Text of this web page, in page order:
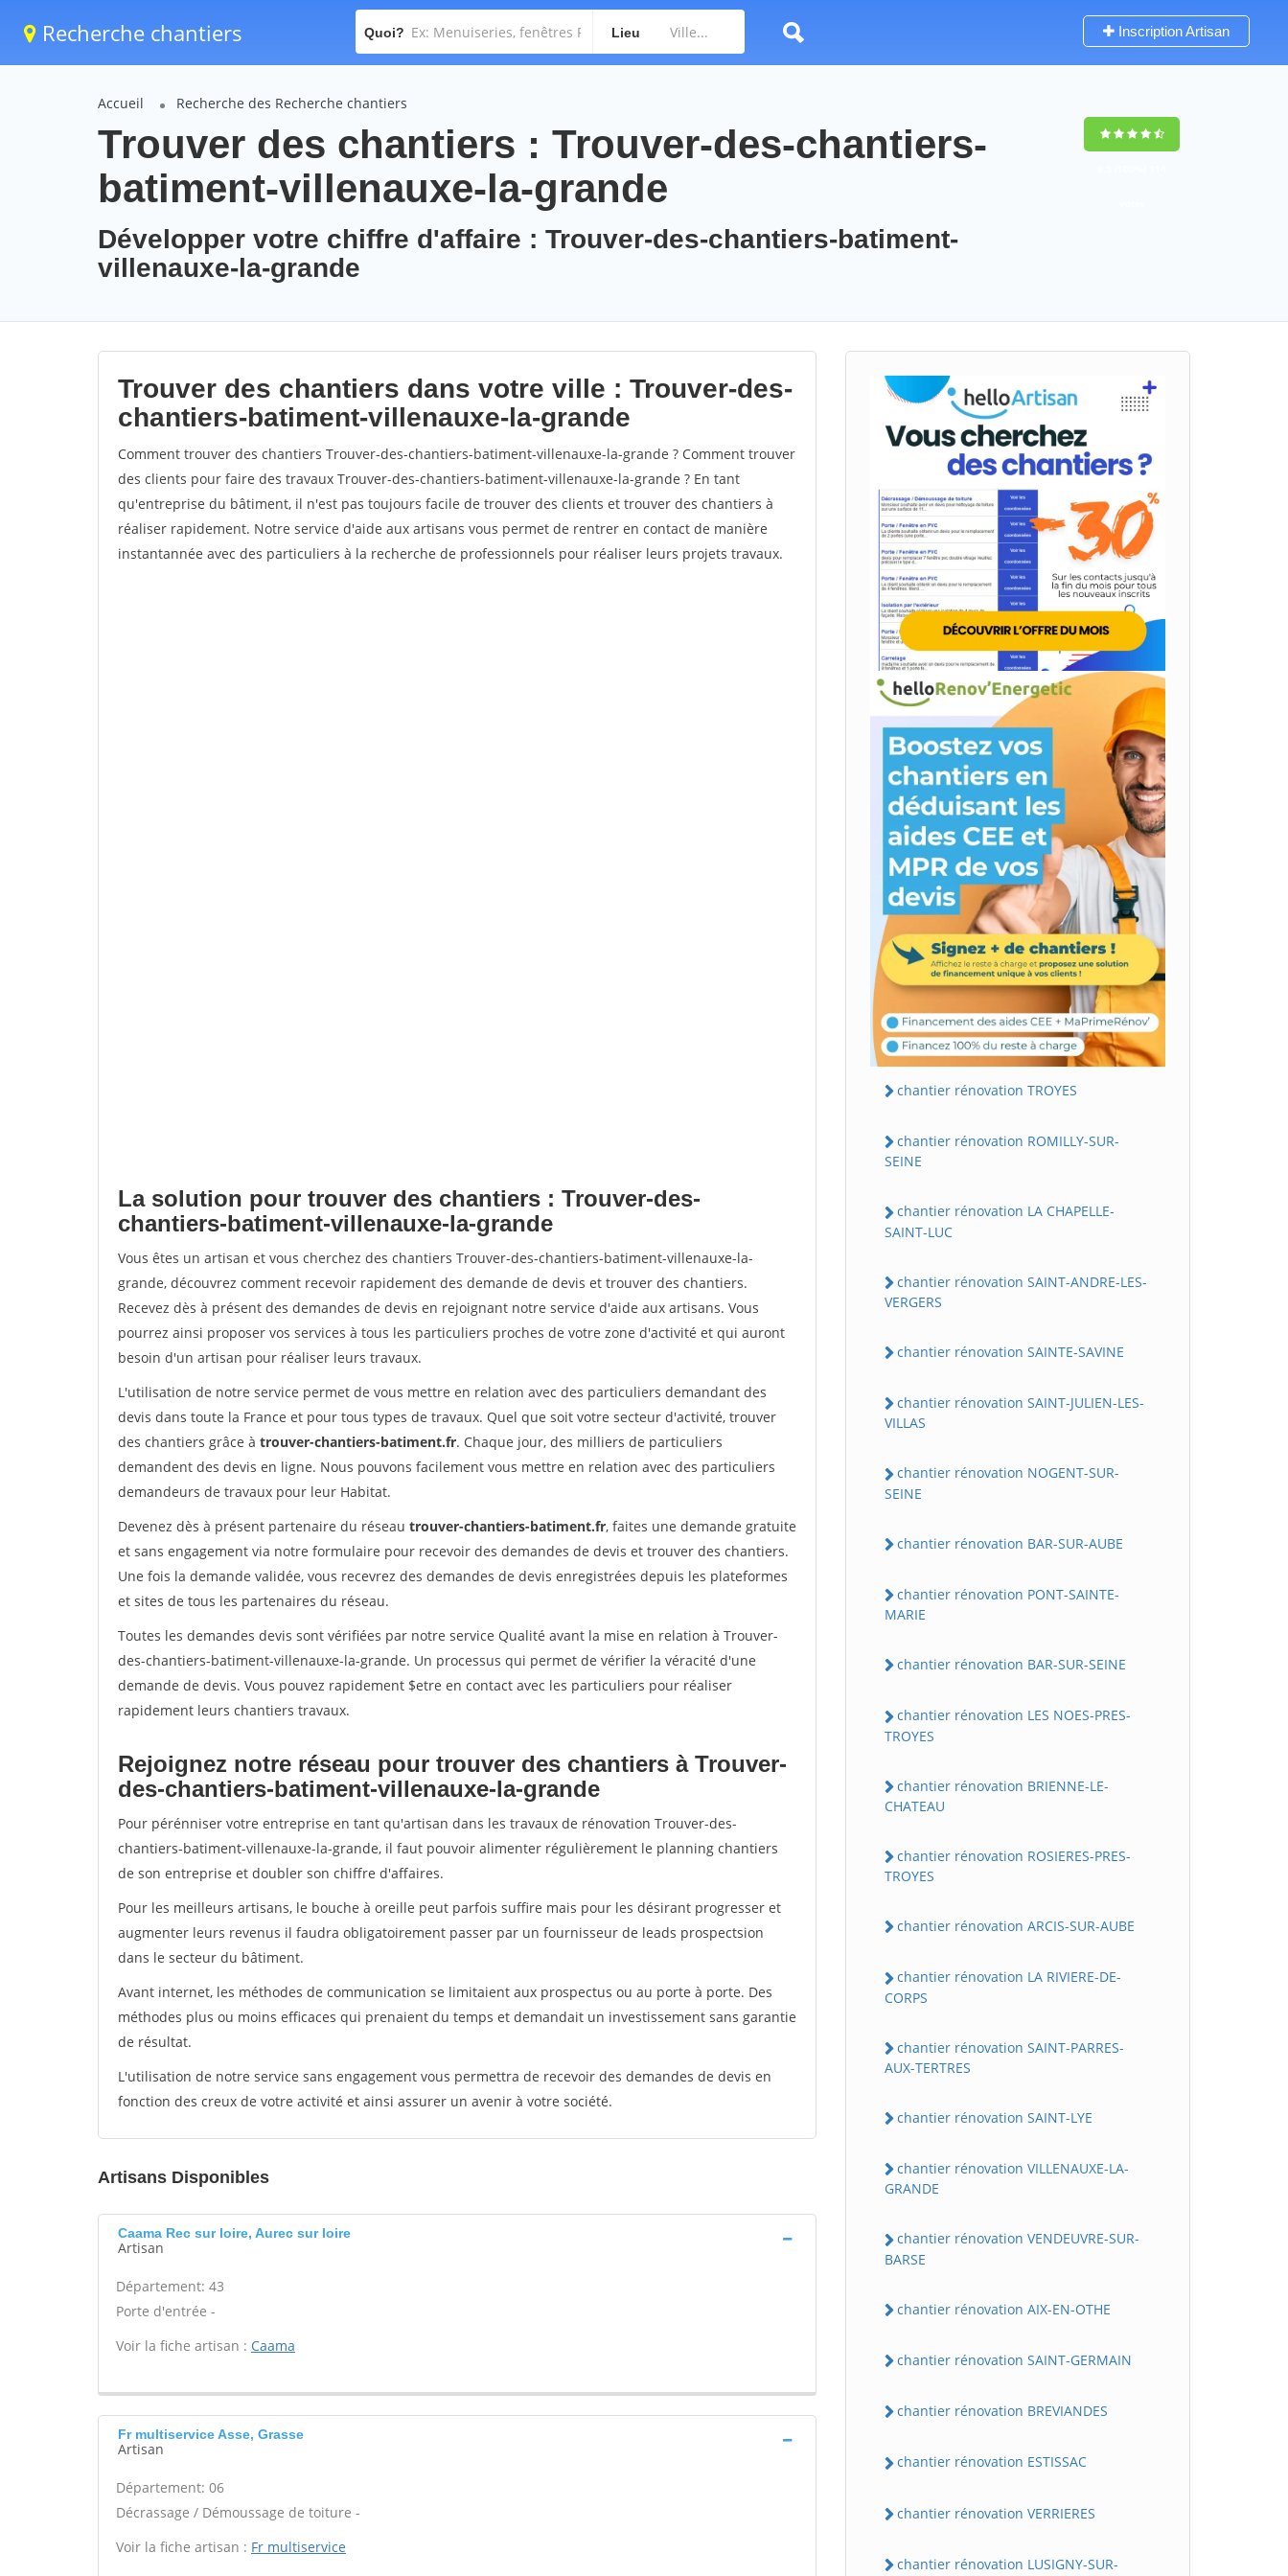
Recherche chantiers Quoi? Lieu Inscription Artisan
Accueil Recherche des Recherche chantiers
Trouver des chantiers : Trouver-des-chantiers-
batiment-villenauxe-la-grande
Développer votre chiffre d'affaire : Trouver-des-chantiers-batiment-
villenauxe-la-grande
Trouver des chantiers dans votre ville : Trouver-des-
chantiers-batiment-villenauxe-la-grande
Comment trouver des chantiers Trouver-des-chantiers-batiment-villenauxe-la-grande ? Comment trouver
des clients pour faire des travaux Trouver-des-chantiers-batiment-villenauxe-la-grande ? En tant
qu'entreprise du bâtiment, il n'est pas toujours facile de trouver des clients et trouver des chantiers à
réaliser rapidement. Notre service d'aide aux artisans vous permet de rentrer en contact de manière
instantannée avec des particuliers à la recherche de professionnels pour réaliser leurs projets travaux.
La solution pour trouver des chantiers : Trouver-des-
chantiers-batiment-villenauxe-la-grande
Vous êtes un artisan et vous cherchez des chantiers Trouver-des-chantiers-batiment-villenauxe-la-
grande, découvrez comment recevoir rapidement des demande de devis et trouver des chantiers.
Recevez dès à présent des demandes de devis en rejoignant notre service d'aide aux artisans. Vous
pourrez ainsi proposer vos services à tous les particuliers proches de votre zone d'activité et qui auront
besoin d'un artisan pour réaliser leurs travaux.
L'utilisation de notre service permet de vous mettre en relation avec des particuliers demandant des
devis dans toute la France et pour tous types de travaux. Quel que soit votre secteur d'activité, trouver
des chantiers grâce à trouver-chantiers-batiment.fr. Chaque jour, des milliers de particuliers
demandent des devis en ligne. Nous pouvons facilement vous mettre en relation avec des particuliers
demandeurs de travaux pour leur Habitat.
Devenez dès à présent partenaire du réseau trouver-chantiers-batiment.fr, faites une demande gratuite
et sans engagement via notre formulaire pour recevoir des demandes de devis et trouver des chantiers.
Une fois la demande validée, vous recevrez des demandes de devis enregistrées depuis les plateformes
et sites de tous les partenaires du réseau.
Toutes les demandes devis sont vérifiées par notre service Qualité avant la mise en relation à Trouver-
des-chantiers-batiment-villenauxe-la-grande. Un processus qui permet de vérifier la véracité d'une
demande de devis. Vous pouvez rapidement $etre en contact avec les particuliers pour réaliser
rapidement leurs chantiers travaux.
Rejoignez notre réseau pour trouver des chantiers à Trouver-
des-chantiers-batiment-villenauxe-la-grande
Pour pérénniser votre entreprise en tant qu'artisan dans les travaux de rénovation Trouver-des-
chantiers-batiment-villenauxe-la-grande, il faut pouvoir alimenter régulièrement le planning chantiers
de son entreprise et doubler son chiffre d'affaires.
Pour les meilleurs artisans, le bouche à oreille peut parfois suffire mais pour les désirant progresser et
augmenter leurs revenus il faudra obligatoirement passer par un fournisseur de leads prospectsion
dans le secteur du bâtiment.
Avant internet, les méthodes de communication se limitaient aux prospectus ou au porte à porte. Des
méthodes plus ou moins efficaces qui prenaient du temps et demandait un investissement sans garantie
de résultat.
L'utilisation de notre service sans engagement vous permettra de recevoir des demandes de devis en
fonction des creux de votre activité et ainsi assurer un avenir à votre société.
Artisans Disponibles
Caama Rec sur loire, Aurec sur loire
Artisan
Département: 43
Porte d'entrée -
Voir la fiche artisan : Caama
Fr multiservice Asse, Grasse
Artisan
Département: 06
Décrassage / Démoussage de toiture -
Voir la fiche artisan : Fr multiservice
chantier rénovation TROYES
chantier rénovation ROMILLY-SUR-
SEINE
chantier rénovation LA CHAPELLE-
SAINT-LUC
chantier rénovation SAINT-ANDRE-LES-
VERGERS
chantier rénovation SAINTE-SAVINE
chantier rénovation SAINT-JULIEN-LES-
VILLAS
chantier rénovation NOGENT-SUR-
SEINE
chantier rénovation BAR-SUR-AUBE
chantier rénovation PONT-SAINTE-
MARIE
chantier rénovation BAR-SUR-SEINE
chantier rénovation LES NOES-PRES-
TROYES
chantier rénovation BRIENNE-LE-
CHATEAU
chantier rénovation ROSIERES-PRES-
TROYES
chantier rénovation ARCIS-SUR-AUBE
chantier rénovation LA RIVIERE-DE-
CORPS
chantier rénovation SAINT-PARRES-
AUX-TERTRES
chantier rénovation SAINT-LYE
chantier rénovation VILLENAUXE-LA-
GRANDE
chantier rénovation VENDEUVRE-SUR-
BARSE
chantier rénovation AIX-EN-OTHE
chantier rénovation SAINT-GERMAIN
chantier rénovation BREVIANDES
chantier rénovation ESTISSAC
chantier rénovation VERRIERES
chantier rénovation LUSIGNY-SUR-